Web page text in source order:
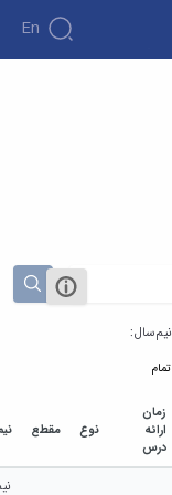
En
نیم‌سال:
تمام
زمان
ارائه
درس
نوع مقطع